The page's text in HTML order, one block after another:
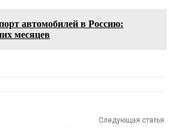
автомобилей в Россию:
месяцев
Следующая статья